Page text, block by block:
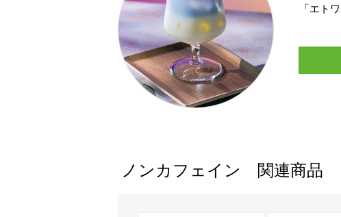
「エト
ノンカフェイン 関連商品